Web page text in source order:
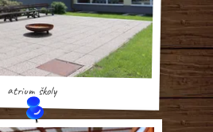
atrium školy